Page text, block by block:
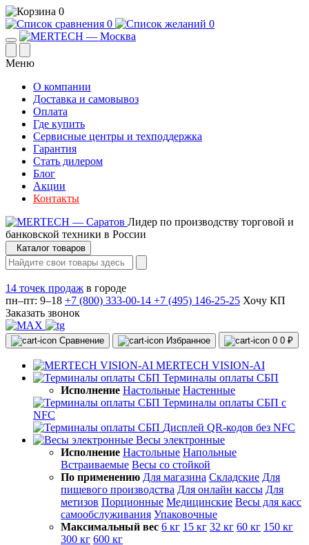
0
0
0
Меню
О компании
Доставка и самовывоз
Оплата
Где купить
Сервисные центры и техподдержка
Гарантия
Стать дилером
Блог
Акции
Контакты
Лидер по производству торговой и
банковской техники в России
Каталог товаров
14 точек продаж в городе
пн–пт: 9–18 +7 (800) 333-00-14 +7 (495) 146-25-25 Хочу КП
Заказать звонок
Сравнение Избранное 0 0 ₽
MERTECH VISION-AI
Терминалы оплаты СБП
Исполнение Настольные Настенные
Терминалы оплаты СБП с
NFC
Дисплей QR-кодов без NFC
Весы электронные
Исполнение Настольные Напольные
Встраиваемые Весы со стойкой
По применению Для магазина Складские Для
пищевого производства Для онлайн кассы Для
метизов Порционные Медицинские Весы для касс
самообслуживания Упаковочные
Максимальный вес 6 кг 15 кг 32 кг 60 кг 150 кг
300 кг 600 кг